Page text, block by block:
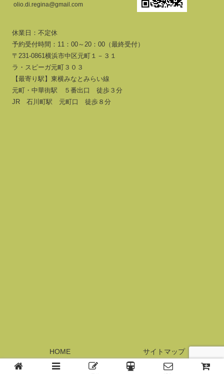
olio.di.regina@gmail.com
休業日：不定休
予約受付時間：11：00～20：00（最終受付）
〒231-0861横浜市中区元町１－３１
ラ・スピーガ元町３０３
【最寄り駅】東横みなとみらい線
元町・中華街駅 ５番出口 徒歩３分
JR 石川町駅 元町口 徒歩８分
HOME サイトマップ
© 2017 横浜元町サロン・レジーナ.